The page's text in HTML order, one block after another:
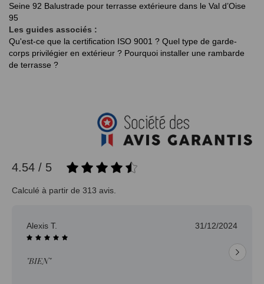
Seine 92 Balustrade pour terrasse extérieure dans le Val d’Oise
95
Les guides associés :
Qu'est-ce que la certification ISO 9001 ? Quel type de garde-
corps privilégier en extérieur ? Pourquoi installer une rambarde
de terrasse ?
4.54 / 5
Calculé à partir de 313 avis.
Alexis T. 31/12/2024
"BIEN"